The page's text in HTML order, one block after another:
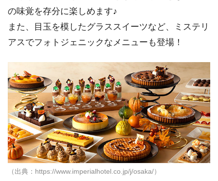
の味覚を存分に楽しめます♪
また、目玉を模したグラススイーツなど、ミステリ
アスでフォトジェニックなメニューも登場！
（出典：https://www.imperialhotel.co.jp/j/osaka/）